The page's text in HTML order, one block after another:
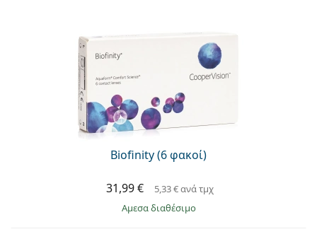
Biofinity (6 φακοί)
31,99 € 5,33 €ανά τμχ
άμεσα διαθέσιμο